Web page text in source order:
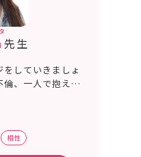
先生
していきましょ
倫、一人で抱え込
しでも笑顔にな
必ず変えられ
相性